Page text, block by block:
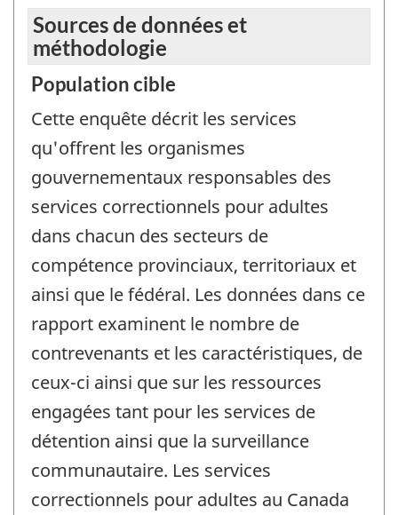
Sources de données et
méthodologie
Population cible
Cette enquête décrit les services
qu'offrent les organismes
gouvernementaux responsables des
services correctionnels pour adultes
dans chacun des secteurs de
compétence provinciaux, territoriaux et
ainsi que le fédéral. Les données dans ce
rapport examinent le nombre de
contrevenants et les caractéristiques, de
ceux-ci ainsi que sur les ressources
engagées tant pour les services de
détention ainsi que la surveillance
communautaire. Les services
correctionnels pour adultes au Canada